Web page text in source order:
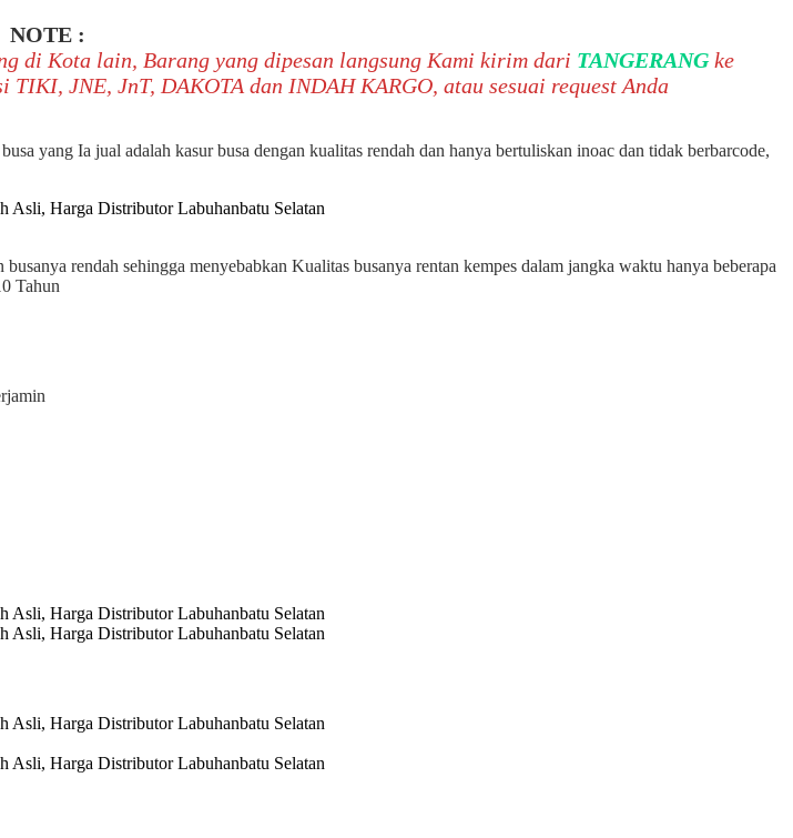
NOTE :
di Kota lain, Barang yang dipesan langsung Kami kirim dari TANGERANGke
TIKI, JNE, JnT, DAKOTA dan INDAH KARGO, atau sesuai request Anda
yang Ia jual adalah kasur busa dengan kualitas rendah dan hanya bertuliskan inoac dan tidak berbarcode,
rendah sehingga menyebabkan Kualitas busanya rentan kempes dalam jangka waktu hanya beberapa
Tahun